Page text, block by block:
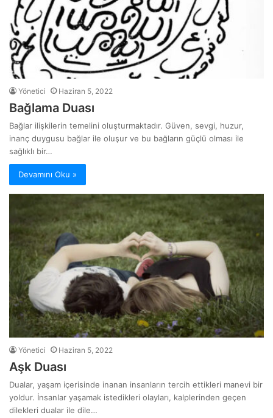
Yönetici Haziran 5, 2022
Bağlama Duası
Bağlar ilişkilerin temelini oluşturmaktadır. Güven, sevgi, huzur,
inanç duygusu bağlar ile oluşur ve bu bağların güçlü olması ile
sağlıklı bir…
Devamını Oku »
Yönetici Haziran 5, 2022
Aşk Duası
Dualar, yaşam içerisinde inanan insanların tercih ettikleri manevi bir
yoldur. İnsanlar yaşamak istedikleri olayları, kalplerinden geçen
dilekleri dualar ile dile…